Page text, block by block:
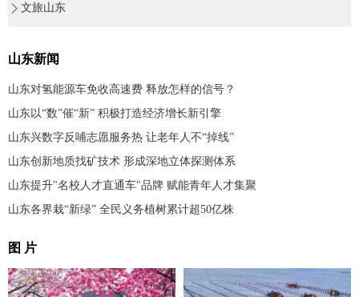
文旅山东
山东新闻
山东对氢能源车免收高速费 释放怎样的信号？
山东以“数”催“新” 积极打造经济增长新引擎
山东兴数字反哺志愿服务热 让老年人不“掉线”
山东创新地质找矿技术 形成深地立体探测体系
山东提升"名校人才直通车"品牌 赋能青年人才集聚
山东各界栽“新绿” 全民义务植树累计超50亿株
图 片